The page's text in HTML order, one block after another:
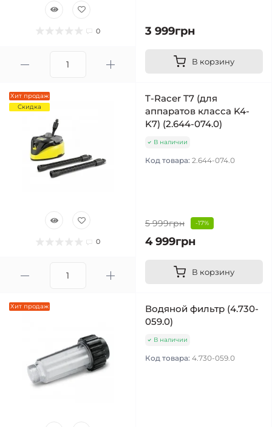
0 3 999грн
В корзину
Хит продаж
Скидка
0
T-Racer T7 (для
аппаратов класса K4-
K7) (2.644-074.0)
В наличии
Код товара: 2.644-074.0
5 999грн -17%
4 999грн
В корзину
Хит продаж
Водяной фильтр (4.730-
059.0)
В наличии
Код товара: 4.730-059.0